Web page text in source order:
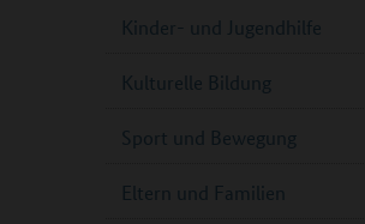
Kinder- und Jugendhilfe
Kulturelle Bildung
Sport und Bewegung
Eltern und Familien